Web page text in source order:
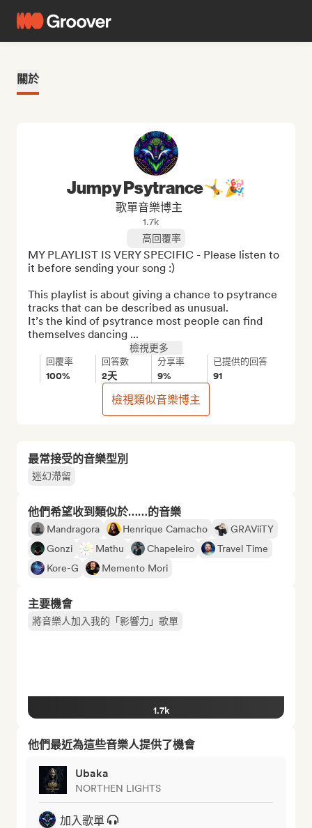
關於
最常接受的音樂型別
迷幻滯留
他們希望收到類似於……的音樂
Mandragora Henrique Camacho
GRAViiTY
Gonzi
Mathu Chapeleiro
Travel Time
Kore-G
Memento Mori
主要機會
將音樂人加入我的「影響力」歌單
1.7k
他們最近為這些音樂人提供了機會
Ubaka
NORTHEN LIGHTS
加入歌單
Jumpy Psytrance🤸🎉
歌單音樂博主
1.7k
高回覆率
MY PLAYLIST IS VERY SPECIFIC - Please listen to
it before sending your song :)
This playlist is about giving a chance to psytrance
tracks that can be described as unusual.
It’s the kind of psytrance most people can find
themselves dancing ...
檢視更多
回覆率
100%
回答數
2天
分享率
9%
已提供的回答
91
檢視類似音樂博主